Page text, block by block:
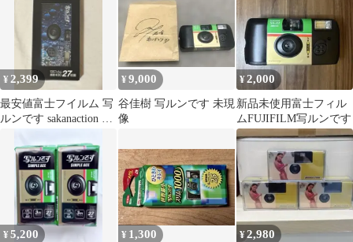
¥ 2,399
最安値富士フイルム 写
ルンです sakanaction コ
¥9,000
谷佳樹 写ルンです 未現
像
¥2,000
新品未使用富士フィル
ムFUJIFILM写ルンです
¥5,200 ¥ 1,300 ¥2,980